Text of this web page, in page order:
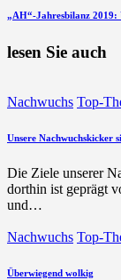
nächsten
„AH“-Jahresbilanz 2019:
lesen Sie auch
Nachwuchs Top-
Unsere Nachwuchskicker
Die Ziele unserer
dorthin ist geprägt
und…
Nachwuchs Top-
Überwiegend wolkig